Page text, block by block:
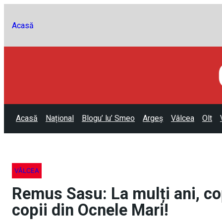
Acasă
Acasă Național Blogu’ lu’ Smeo Argeș Vâlcea Olt
VÂLCEA
Remus Sasu: La mulți ani,
copii din Ocnele Mari!